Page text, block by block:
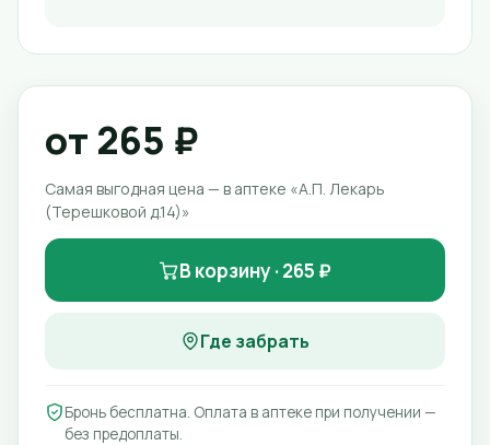
от 265 ₽
Самая выгодная цена — в аптеке «А.П. Лекарь
(Терешковой д.14)»
В корзину · 265 ₽
Где забрать
Бронь бесплатна. Оплата в аптеке при получении —
без предоплаты.